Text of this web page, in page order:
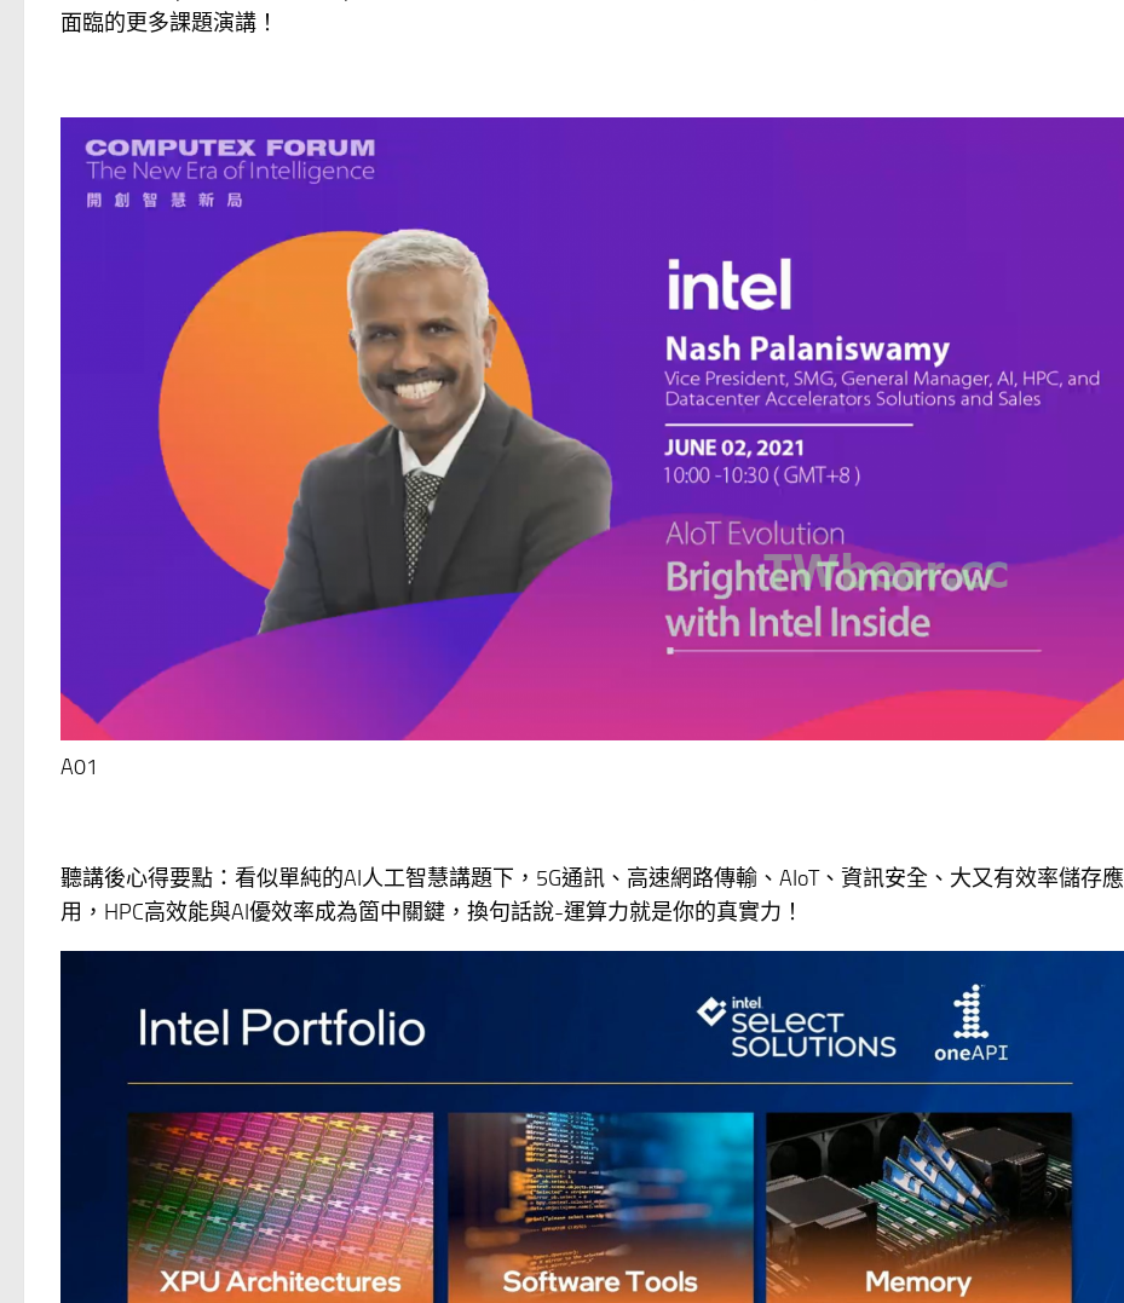
面臨的更多課題演講！
A01
聽講後心得要點：看似單純的AI人工智慧講題下，5G通訊、高速網路傳輸、AIoT、資訊安全、大又有效率儲存應
用，HPC高效能與AI優效率成為箇中關鍵，換句話說-運算力就是你的真實力！